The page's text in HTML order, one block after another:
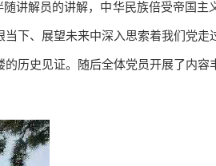
讲解员的讲解，中华民族倍受帝国主
下、展望未来中深入思索着我们党走
历史见证。随后全体党员开展了内容